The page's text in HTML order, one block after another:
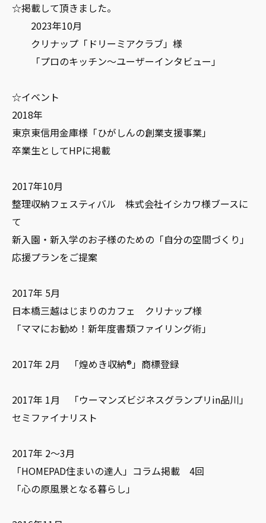
☆掲載して頂きました。
2023年10月
クリナップ「ドリーミアクラブ」様
「プロのキッチン～ユーザーインタビュー」
☆イベント
2018年
東京東信用金庫様「ひがしんの創業支援事業」
卒業生としてHPに掲載
2017年10月
整理収納フェスティバル 株式会社イシカワ様ブースに
て
新入園・新入学のお子様のための「自分の空間づくり」
応援プランをご提案
2017年 5月
日本橋三越はじまりのカフェ クリナップ様
「ママにお勧め！新年度書類ファイリング術」
2017年 2月 「煌めき収納®」商標登録
2017年 1月 「ウーマンズビジネスグランプリin品川」
セミファイナリスト
2017年 2～3月
「HOMEPAD住まいの達人」コラム掲載 4回
「心の原風景となる暮らし」